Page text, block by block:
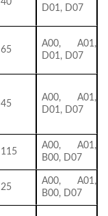
D01, D07
65
A00, A01,
D01, D07
45
A00, A01,
D01, D07
115
A00, A01,
B00, D07
25
A00, A01,
B00, D07